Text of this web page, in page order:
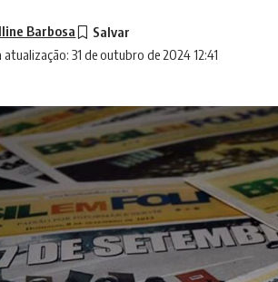
31 de outubro de 2024 12:41
Barbosa